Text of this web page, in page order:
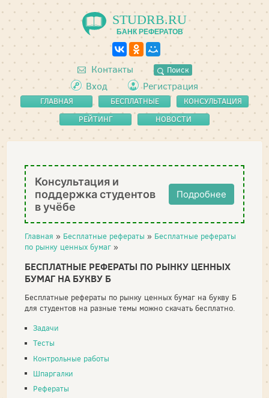
STUDRB.RU
БАНК РЕФЕРАТОВ
Контакты Поиск
Вход Регистрация
ГЛАВНАЯ
БЕСПЛАТНЫЕ
РЕФЕРАТЫ
КОНСУЛЬТАЦИЯ
РЕЙТИНГ
НОВОСТИ
Консультация и
поддержка студентов
в учёбе
Подробнее
Главная » Бесплатные рефераты » Бесплатные рефераты
по рынку ценных бумаг »
БЕСПЛАТНЫЕ РЕФЕРАТЫ ПО РЫНКУ ЦЕННЫХ
БУМАГ НА БУКВУ Б
Бесплатные рефераты по рынку ценных бумаг на букву Б
для студентов на разные темы можно скачать бесплатно.
Задачи
Тесты
Контрольные работы
Шпаргалки
Рефераты